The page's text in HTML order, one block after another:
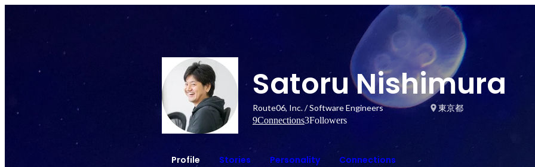
Satoru Nishimura
Route06, Inc. / Software Engineers
東京都
9Connections3Followers
Profile Stories Personality Connections